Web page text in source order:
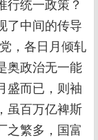
了中间的传导
，各日月倾轧
奥政治无一能
盛而已，则袖
虽百万亿裨斯
之繁多，国富